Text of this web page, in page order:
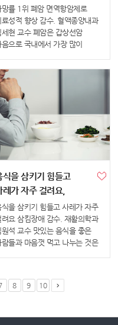
망률 1위 폐암 면역항암제로
료성적 향상 감수. 혈액종양내과
세현 교수 폐암은 갑상선암
음으로 국내에서 가장 많이
를 달리는 질환입니다. 2019년
암등록통계에 따르면 폐암의
생존율은 전체 암 평균 ...
식을 삼키기 힘들고
레가 자주 걸려요,
킴장애
식을 삼키기 힘들고 사레가 자주
려요 삼킴장애 감수. 재활의학과
원석 교수 맛있는 음식을 좋은
람들과 마음껏 먹고 나누는 것은
가 걸린다면 어떨까요? 특히
르신들께 삼킴장...
8 9 10